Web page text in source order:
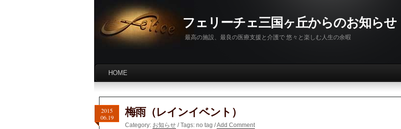
フェリーチェ三国ヶ丘からのお知らせ
最高の施設、最良の医療支援と介護で 悠々と楽しむ人生の余暇
HOME
2015
06.19
梅雨（レインイベント）
Category: お知らせ / Tags: no tag /Add Comment